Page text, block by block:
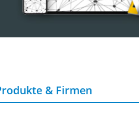
& Firmen